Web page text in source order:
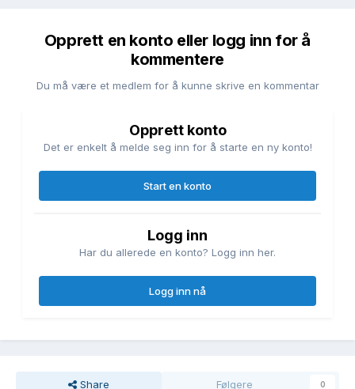
Opprett en konto eller logg inn for å
kommentere
Du må være et medlem for å kunne skrive en kommentar
Opprett konto
Det er enkelt å melde seg inn for å starte en ny konto!
Start en konto
Logg inn
Har du allerede en konto? Logg inn her.
Logg inn nå
Share Følgere 0